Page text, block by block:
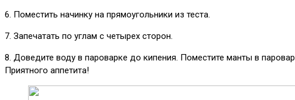
6. Поместить начинку на прямоугольники из теста.
7. Запечатать по углам с четырех сторон.
8. Доведите воду в пароварке до кипения. Поместите манты в
Приятного аппетита!